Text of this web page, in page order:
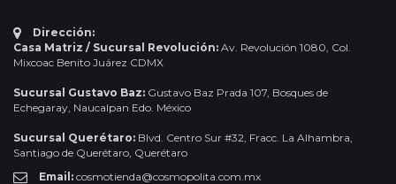
Dirección:
Casa Matriz / Sucursal Revolución: Av. Revolución 1080, Col.
Mixcoac Benito Juárez CDMX
Sucursal Gustavo Baz: Gustavo Baz Prada 107, Bosques de
Echegaray, Naucalpan Edo. México
Sucursal Querétaro: Blvd. Centro Sur #32, Fracc. La Alhambra,
Santiago de Querétaro, Querétaro
Email: cosmotienda@cosmopolita.com.mx